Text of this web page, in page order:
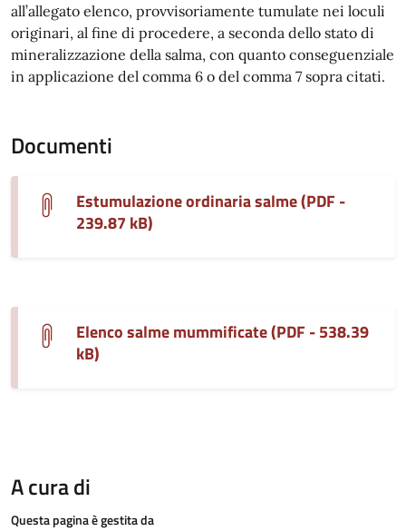
all’allegato elenco, provvisoriamente tumulate nei loculi
originari, al fine di procedere, a seconda dello stato di
mineralizzazione della salma, con quanto conseguenziale
in applicazione del comma 6 o del comma 7 sopra citati.
Documenti
Estumulazione ordinaria salme (PDF -
239.87 kB)
Elenco salme mummificate (PDF - 538.39
kB)
A cura di
Questa pagina è gestita da